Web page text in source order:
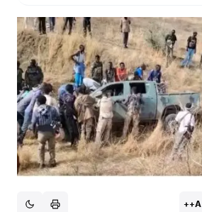
A++